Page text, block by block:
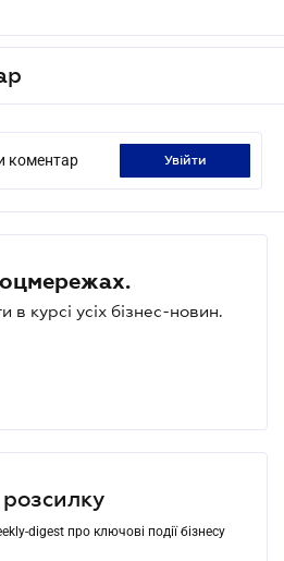
коментар увійти
в курсі усіх бізнес-новин.
digest про ключові події бізнесу